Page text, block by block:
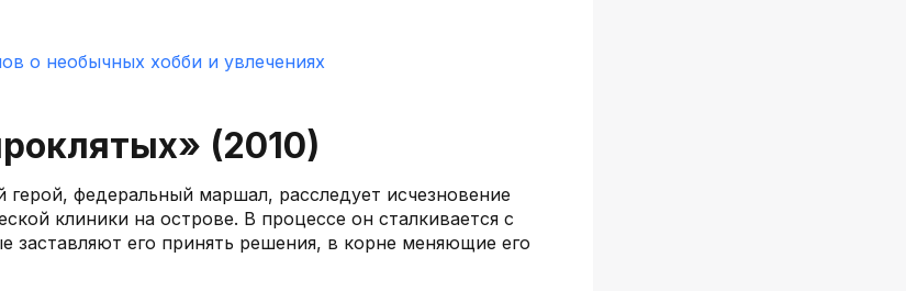
о необычных хобби и увлечениях
(2010)
герой, федеральный маршал, расследует исчезновение
клиники на острове. В процессе он сталкивается с
заставляют его принять решения, в корне меняющие его